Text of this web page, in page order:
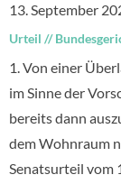
13. September
Urteil //
1. Von einer
im Sinne der
bereits dann
dem Wohnraum
Senatsurteil vom